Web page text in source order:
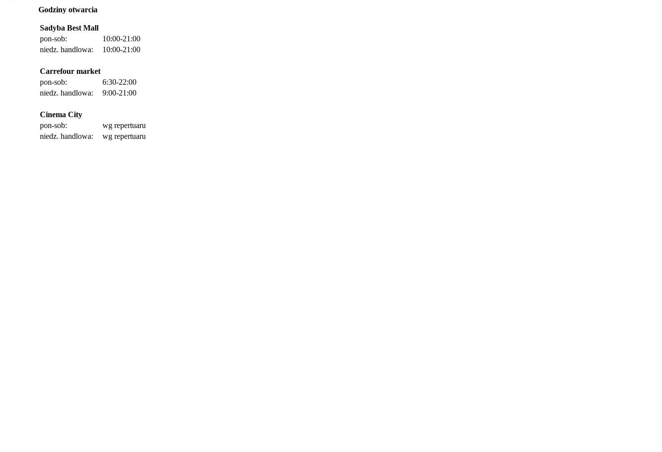
Godziny otwarcia
Sadyba Best Mall
pon-sob:
10:00-21:00
niedz. handlowa:
10:00-21:00
Carrefour market
pon-sob:
6:30-22:00
niedz. handlowa:
9:00-21:00
Cinema City
pon-sob:
wg repertuaru
niedz. handlowa:
wg repertuaru